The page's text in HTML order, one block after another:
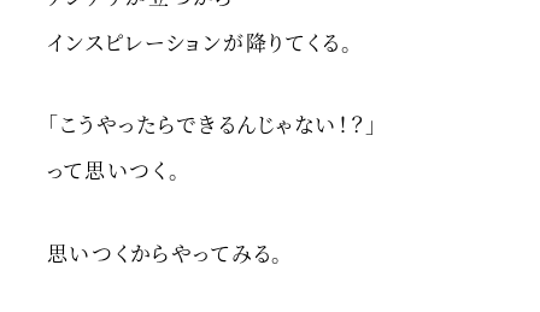
インスピレーションが降りてくる。
「こうやったらできるんじゃない！？」
って思いつく。
思いつくからやってみる。